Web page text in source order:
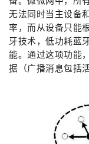
无法同时当主设备
率，而从设备只能
牙技术，低功耗蓝
能。通过这项功能
据（广播消息包括